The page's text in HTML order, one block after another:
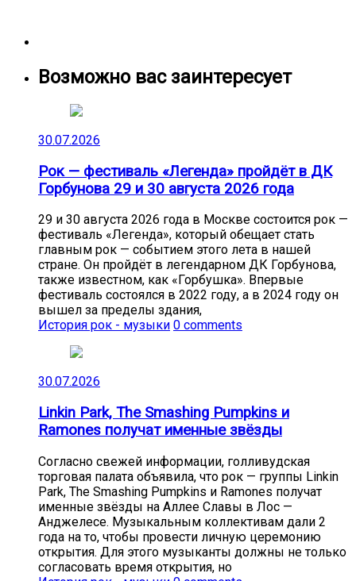
Возможно вас заинтересует
30.07.2026
Рок — фестиваль «Легенда» пройдёт в ДК
Горбунова 29 и 30 августа 2026 года
29 и 30 августа 2026 года в Москве состоится рок —
фестиваль «Легенда», который обещает стать
главным рок — событием этого лета в нашей
стране. Он пройдёт в легендарном ДК Горбунова,
также известном, как «Горбушка». Впервые
фестиваль состоялся в 2022 году, а в 2024 году он
вышел за пределы здания,
История рок - музыки 0 comments
30.07.2026
Linkin Park, The Smashing Pumpkins и
Ramones получат именные звёзды
Согласно свежей информации, голливудская
торговая палата объявила, что рок — группы Linkin
Park, The Smashing Pumpkins и Ramones получат
именные звёзды на Аллее Славы в Лос —
Анджелесе. Музыкальным коллективам дали 2
года на то, чтобы провести личную церемонию
открытия. Для этого музыканты должны не только
согласовать время открытия, но